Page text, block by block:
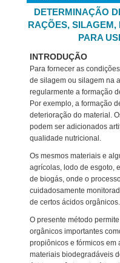
DETERMINAÇÃO
RAÇÕES, SILAGEM,
PARA
INTRODUÇÃO
Para fornecer as
de silagem ou silagem na
regularmente a formação
Por exemplo, a formação
deterioração do material.
podem ser adicionados
qualidade nutricional.
Os mesmos materiais e
agrícolas, lodo de esgoto,
de biogás, onde o
cuidadosamente
de certos ácidos orgânicos.
O presente método
orgânicos importantes
propiônicos e fórmicos em
materiais biodegradáveis